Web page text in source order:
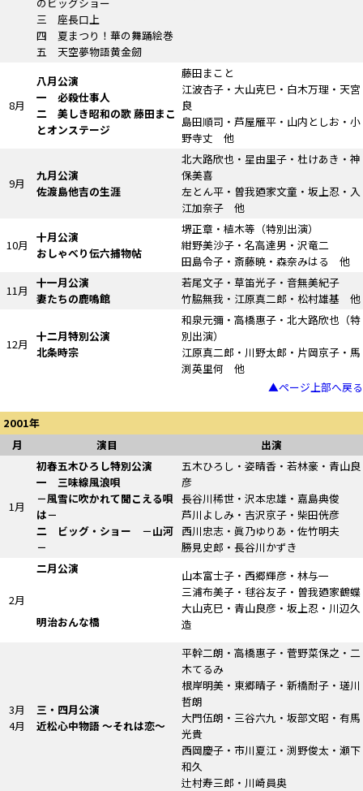
三 座長口上
四 夏まつり！華の舞踊絵巻
五 天空夢物語黄金劒
8月
八月公演
一 必殺仕事人
二 美しき昭和の歌藤田まこ
とオンステージ
藤田まこと
江波杏子・大山克巳・白木万理・天宮
良
島田順司・芦屋雁平・山内としお・小
野寺丈 他
9月
九月公演
佐渡島他吉の生涯
北大路欣也・星由里子・杜けあき・神
保美喜
左とん平・曽我廼家文童・坂上忍・入
江加奈子 他
10月
十月公演
おしゃべり伝六捕物帖
堺正章・植木等 （特別出演）
紺野美沙子・名高達男・沢竜二
田島令子・斎藤暁・森奈みはる 他
11月
十一月公演
妻たちの鹿鳴館
若尾文子・草笛光子・音無美紀子
竹脇無我・江原真二郎・松村雄基 他
12月
十二月特別公演
北条時宗
和泉元彌・高橋惠子・北大路欣也 （特
別出演）
江原真二郎・川野太郎・片岡京子・馬
渕英里何 他
▲ページ上部へ戻る
2001年
月
演目 出演
1月
初春五木ひろし特別公演
一 三味線風浪唄
－風雪に吹かれて聞こえる唄
は－
二 ビッグ・ショー －山河
－
五木ひろし・姿晴香・若林豪・青山良
彦
長谷川稀世・沢本忠雄・嘉島典俊
芦川よしみ・吉沢京子・柴田侊彦
西川忠志・眞乃ゆりあ・佐竹明夫
勝見史郎・長谷川かずき
2月
二月公演
明治おんな橋
山本富士子・西郷輝彦・林与一
三浦布美子・毬谷友子・曽我廼家鶴蝶
大山克巳・青山良彦・坂上忍・川辺久
造
3月
4月
三・四月公演
近松心中物語～それは恋～
平幹二朗・高橋惠子・菅野菜保之・二
木てるみ
根岸明美・東郷晴子・新橋耐子・瑳川
哲朗
大門伍朗・三谷六九・坂部文昭・有馬
光貴
西岡慶子・市川夏江・渕野俊太・瀬下
和久
辻村寿三郎・川崎員奥